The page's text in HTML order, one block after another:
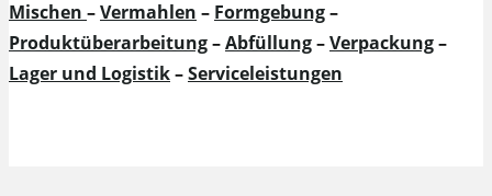
Mischen –Vermahlen – Formgebung–
Produktüberarbeitung–Abfüllung–Verpackung–
Lager und Logistik–Serviceleistungen